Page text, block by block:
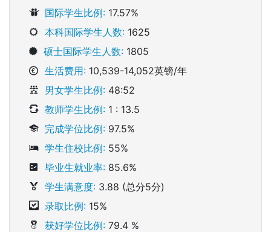
国际学生比例: 17.57%
本科国际学生人数: 1625
硕士国际学生人数: 1805
生活费用: 10,539-14,052英镑/年
男女学生比例: 48:52
教师学生比例: 1 : 13.5
完成学位比例: 97.5%
学生住校比例: 55%
毕业生就业率: 85.6%
学生满意度: 3.88 (总分5分)
录取比例: 15%
获好学位比例: 79.4 %